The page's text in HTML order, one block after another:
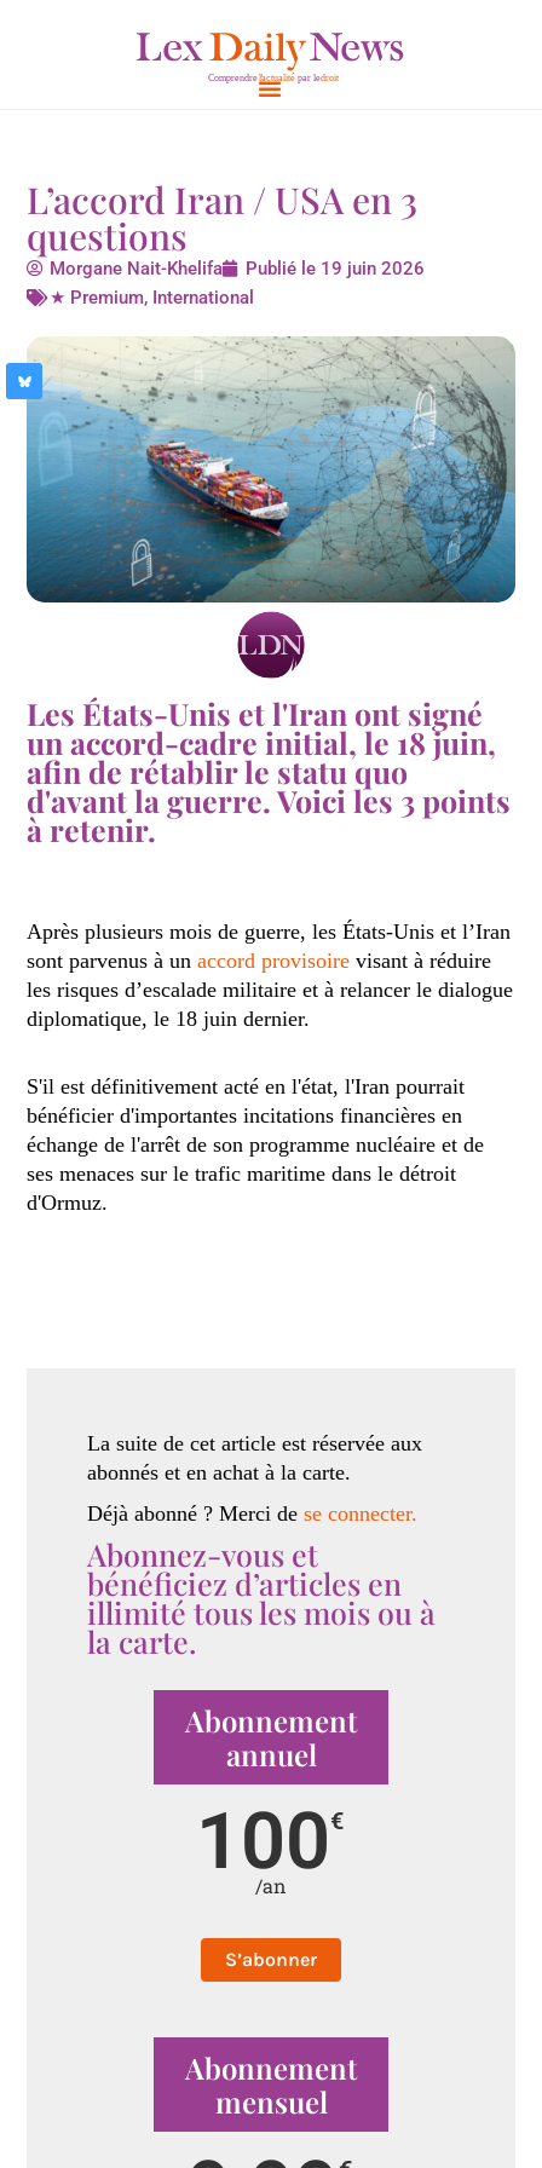
L’accord Iran / USA en 3
questions
Morgane Nait-Khelifa Publié le 19 juin 2026
★ Premium, International
Les États-Unis et l'Iran ont signé
un accord-cadre initial, le 18 juin,
afin de rétablir le statu quo
d'avant la guerre. Voici les 3 points
à retenir.
Après plusieurs mois de guerre, les États-Unis et l’Iran
sont parvenus à unaccord provisoire visant à réduire
les risques d’escalade militaire et à relancer le dialogue
diplomatique, le 18 juin dernier.
S'il est définitivement acté en l'état, l'Iran pourrait
bénéficier d'importantes incitations financières en
échange de l'arrêt de son programme nucléaire et de
ses menaces sur le trafic maritime dans le détroit
d'Ormuz.
La suite de cet article est réservée aux
abonnés et en achat à la carte.
Déjà abonné ? Merci dese connecter.
Abonnez-vous et
bénéficiez d’articles en
illimité tous les mois ou à
la carte.
Abonnement
annuel
100€
/an
S’abonner
Abonnement
mensuel